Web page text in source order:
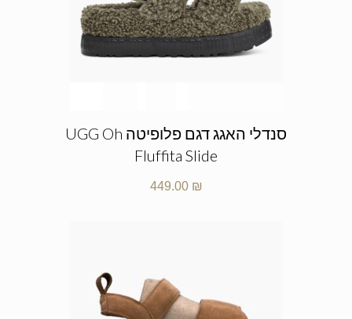
סנדלי האגג דגם פלופיטה UGG Oh
Fluffita Slide
449.00 ₪